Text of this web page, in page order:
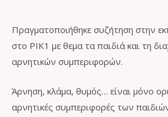
Πραγματοποιήθηκε συζήτηση στην
στο ΡΙΚ1 με θεμα τα παιδιά και τη
αρνητικών συμπεριφορών.
Άρνηση, κλάμα, θυμός… είναι μόνο
αρνητικές συμπεριφορές των